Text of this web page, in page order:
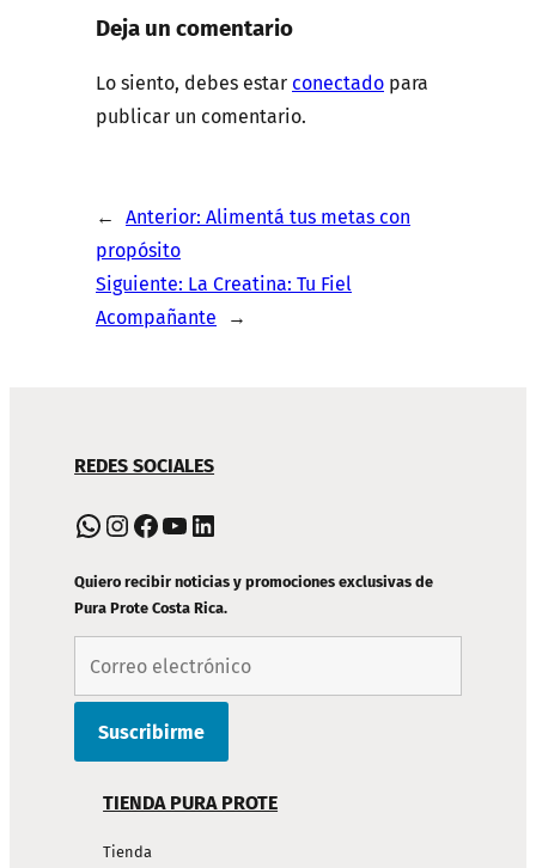
Deja un comentario
Lo siento, debes estar conectado para
publicar un comentario.
← Anterior: Alimentá tus metas con
propósito
Siguiente: La Creatina: Tu Fiel
Acompañante
→
DE
PIE
DE
PÁGINA
REDES SOCIALES
WhatsApp Instagram Facebook YouTube LinkedIn
Quiero recibir noticias y promociones exclusivas de
Pura Prote Costa Rica.
TIENDA PURA PROTE
Tienda